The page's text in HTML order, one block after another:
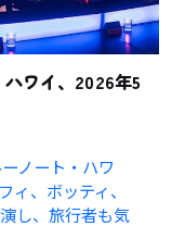
ワイ、2026年5
ノート・ハワ
、ボッティ、
し、旅行者も気